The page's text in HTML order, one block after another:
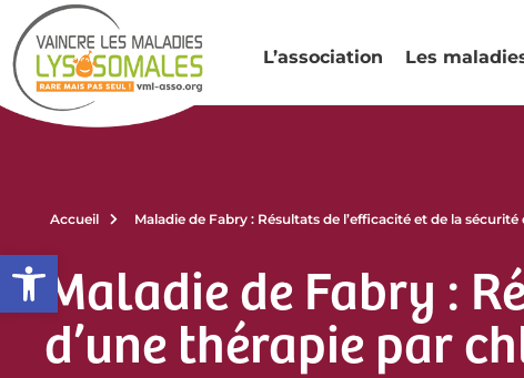
Ouvrir la barre d’outils
L’association Les
Accueil Maladie de Fabry : Résultats de l’efficacité et de la
Maladie de Fabry :
d’une thérapie par